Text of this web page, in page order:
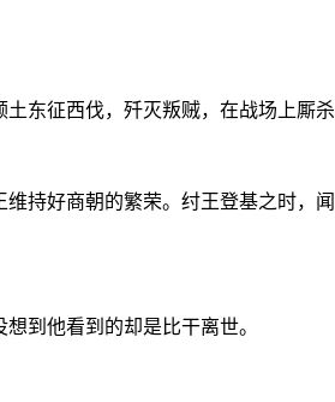
东征西伐，歼灭叛贼，在战场上厮杀
持好商朝的繁荣。纣王登基之时，
到他看到的却是比干离世。